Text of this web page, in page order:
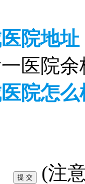
院地址
医院
院怎么
(注